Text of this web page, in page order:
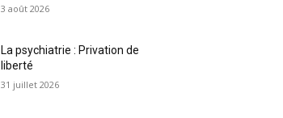
3 août 2026
La psychiatrie : Privation de
liberté
31 juillet 2026